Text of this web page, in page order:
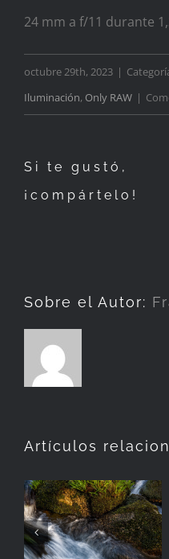
24 mm a f/11 durante
octubre 29th, 2023 |
Iluminación, Only RAW |
Si te gustó,
¡compártelo!
Sobre el Autor:
Artículos
Hierba